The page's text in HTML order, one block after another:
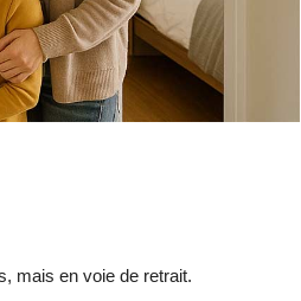
mais en voie de retrait.